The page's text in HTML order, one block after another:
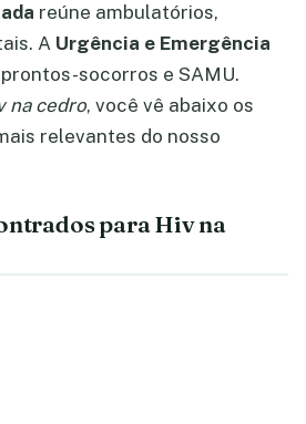
reúne ambulatórios,
A Urgência e Emergência
socorros e SAMU.
na cedro, você vê abaixo os
relevantes do nosso
para Hiv na